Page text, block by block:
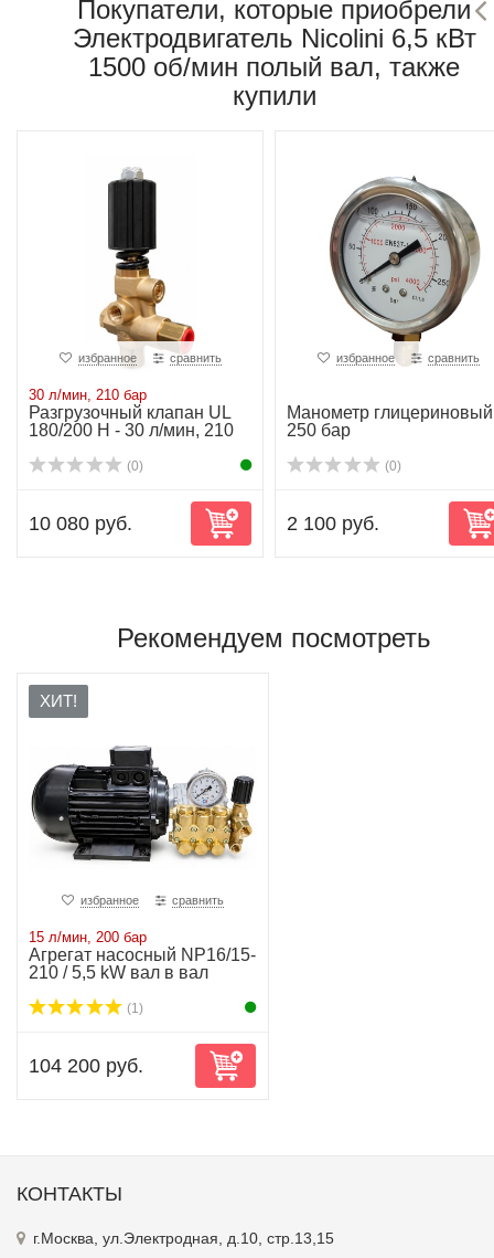
Покупатели, которые приобрели
Электродвигатель Nicolini 6,5 кВт
1500 об/мин полый вал, также
купили
избранное сравнить
30 л/мин, 210 бар
Разгрузочный клапан UL
180/200 H - 30 л/мин, 210
(0)
10 080 руб.
избранное сравнить
Манометр глицериновый
250 бар
(0)
2 100 руб.
Рекомендуем посмотреть
ХИТ!
избранное сравнить
15 л/мин, 200 бар
Агрегат насосный NP16/15-
210 / 5,5 kW вал в вал
(1)
104 200 руб.
КОНТАКТЫ
г.Москва, ул.Электродная, д.10, стр.13,15